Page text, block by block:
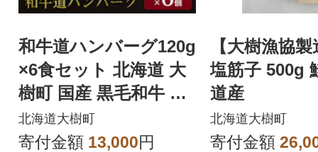
和牛道ハンバーグ120g
×6食セット 北海道 大
樹町 国産 黒毛和牛 グ
ラスフェッドビーフ
北海道大樹町
寄付金額 13,000円
【大樹漁協
塩筋子 500g
道産
北海道大樹町
寄付金額